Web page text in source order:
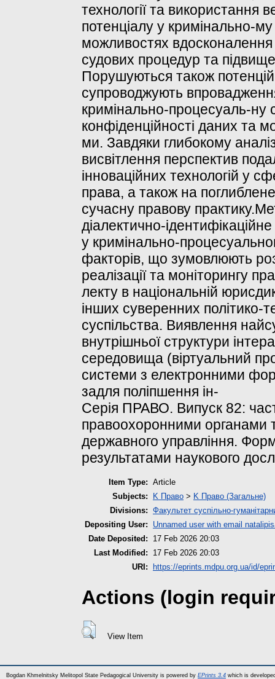
технології та використання
потенціалу у кримінально-
можливостях
судових процедур та
Порушуються також
супроводжують
кримінально-процесуаль-
конфіденційності даних та
ми. Завдяки глибокому
висвітлення перспектив
інноваційних технологій у
права, а також на
сучасну правову
діалектично-
у кримінально-
факторів, що зумовлюють
реалізації та моніторингу
лекту в національній
інших суверенних політико-
суспільства. Виявлення
внутрішньої структури
середовища (віртуальний
системи з електронними
задля поліпшення ін-
Серія ПРАВО. Випуск 82:
правоохоронними органами
державного управління.
результатами наукового
Item Type: Article
Subjects:
K Право > K Право (Загальне)
Divisions: Факультет суспільно-
Depositing User:
Unnamed user with email
Date Deposited:
17 Feb 2026 20:03
Last Modified:
17 Feb 2026 20:03
URI:
https://eprints.mdpu.org.ua/id/
Actions (login
View Item
Bogdan Khmelnitsky Melitopol State Pedagogical University is powered by EPrints 3.4 which is